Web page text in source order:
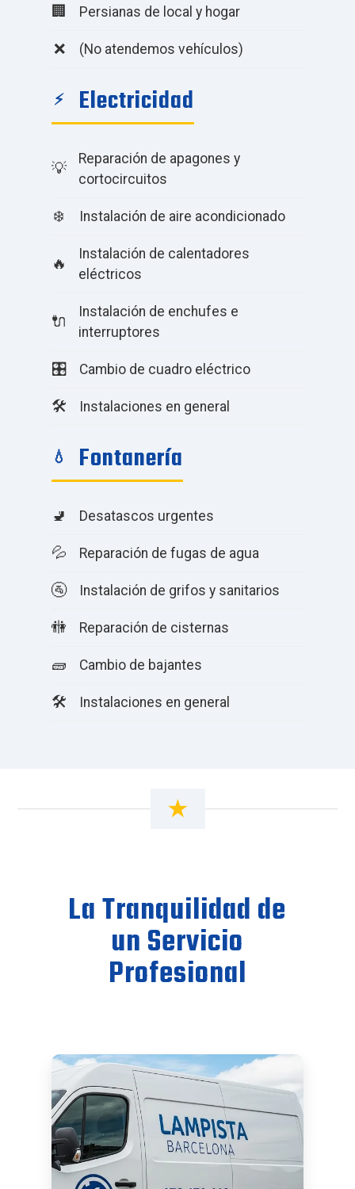
🏢 Persianas de local y hogar
❌ (No atendemos vehículos)
⚡️ Electricidad
💡
Reparación de apagones y
cortocircuitos
❄️ Instalación de aire acondicionado
🔥
Instalación de calentadores
eléctricos
🔌
Instalación de enchufes e
interruptores
🎛️ Cambio de cuadro eléctrico
🛠️ Instalaciones en general
💧 Fontanería
🚽 Desatascos urgentes
💦 Reparación de fugas de agua
🚰 Instalación de grifos y sanitarios
🚻 Reparación de cisternas
🧱 Cambio de bajantes
🛠️ Instalaciones en general
La Tranquilidad de
un Servicio
Profesional